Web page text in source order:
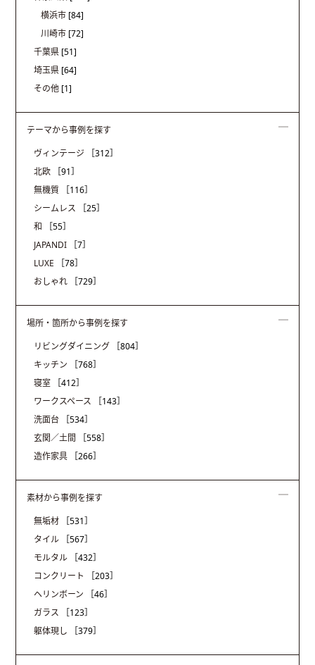
横浜市 [84]
川崎市 [72]
千葉県 [51]
埼玉県 [64]
その他 [1]
テーマから事例を探す
ヴィンテージ
［312］
北欧
［91］
無機質
［116］
シームレス
［25］
和
［55］
JAPANDI
［7］
LUXE
［78］
おしゃれ
［729］
場所・箇所から事例を探す
リビングダイニング
［804］
キッチン
［768］
寝室
［412］
ワークスペース
［143］
洗面台
［534］
玄関／土間
［558］
造作家具
［266］
素材から事例を探す
無垢材
［531］
タイル
［567］
モルタル
［432］
コンクリート
［203］
ヘリンボーン
［46］
ガラス
［123］
躯体現し
［379］